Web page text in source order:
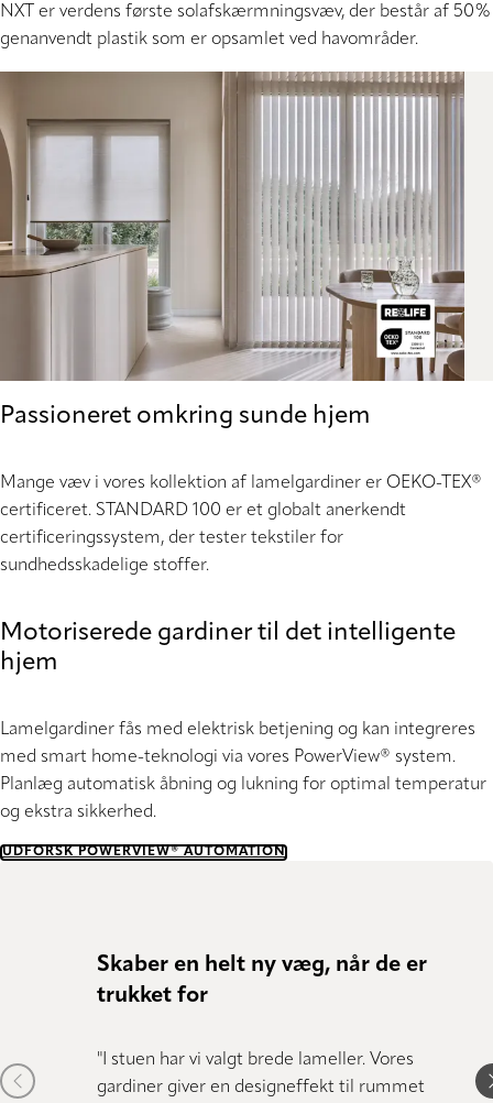
NXT er verdens første solafskærmningsvæv, der består af 50%
genanvendt plastik som er opsamlet ved havområder.
Passioneret omkring sunde hjem
Mange væv i vores kollektion af lamelgardiner er OEKO-TEX®
certificeret. STANDARD 100 er et globalt anerkendt
certificeringssystem, der tester tekstiler for
sundhedsskadelige stoffer.
Motoriserede gardiner til det intelligente
hjem
Lamelgardiner fås med elektrisk betjening og kan integreres
med smart home-teknologi via vores PowerView® system.
Planlæg automatisk åbning og lukning for optimal temperatur
og ekstra sikkerhed.
UDFORSK POWERVIEW® AUTOMATION
Skaber en helt ny væg, når de er
trukket for
"I stuen har vi valgt brede lameller. Vores
gardiner giver en designeffekt til rummet
Previous item